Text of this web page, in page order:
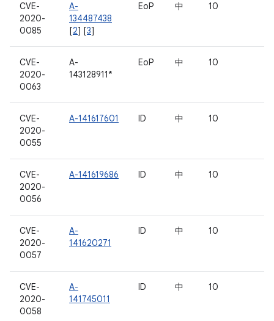
CVE-
2020-
0085
A-
134487438
[2] [3]
EoP 中 10
CVE-
2020-
0063
A-
143128911*
EoP 中 10
CVE-
2020-
0055
A-141617601 ID 中 10
CVE-
2020-
0056
A-141619686 ID 中 10
CVE-
2020-
0057
A-
141620271
ID 中 10
CVE-
2020-
0058
A-
141745011
ID 中 10